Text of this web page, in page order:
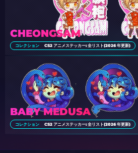
CHEONGSAM
コレクション CS2 アニメステッカー: 全リスト(2026 年更新)
BABY MEDUSA
コレクション CS2 アニメステッカー: 全リスト(2026 年更新)